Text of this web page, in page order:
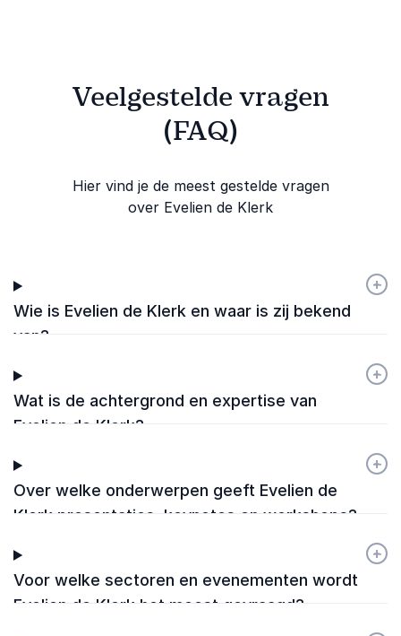
Veelgestelde vragen
(FAQ)
Hier vind je de meest gestelde vragen
over Evelien de Klerk
Wie is Evelien de Klerk en waar is zij bekend
van?
+
-
Wat is de achtergrond en expertise van
Evelien de Klerk?
+
-
Over welke onderwerpen geeft Evelien de
Klerk presentaties, keynotes en workshops?
+
-
Voor welke sectoren en evenementen wordt
Evelien de Klerk het meest gevraagd?
+
-